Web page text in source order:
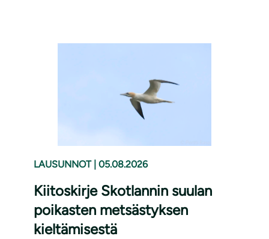
LAUSUNNOT 05.08.2026
Kiitoskirje Skotlannin suulan
poikasten metsästyksen
kieltämisestä